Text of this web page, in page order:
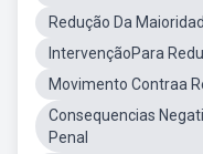
Redução Da
IntervençãoPara
Movimento Contraa
Consequencias
Penal